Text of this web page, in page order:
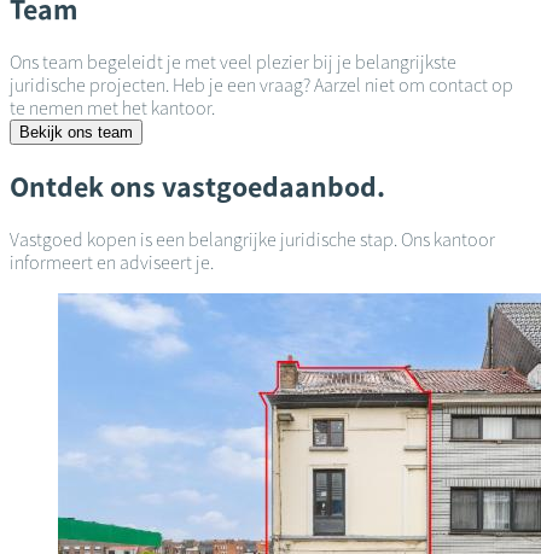
Team
Ons team begeleidt je met veel plezier bij je belangrijkste
juridische projecten. Heb je een vraag? Aarzel niet om contact op
te nemen met het kantoor.
Bekijk ons team
Ontdek ons vastgoedaanbod.
Vastgoed kopen is een belangrijke juridische stap. Ons kantoor
informeert en adviseert je.